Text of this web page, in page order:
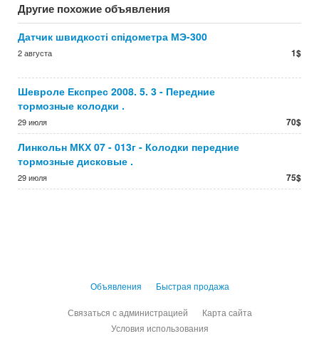
Другие похожие объявления
Датчик швидкості спідометра МЭ-300
2 августа 1$
Шевроле Експрес 2008. 5. 3 - Передние
тормозные колодки .
29 июля 70$
Линкольн МКХ 07 - 013г - Колодки передние
тормозные дисковые .
29 июля 75$
Объявления Быстрая продажа
Связаться с администрацией
Карта сайта
Условия использования